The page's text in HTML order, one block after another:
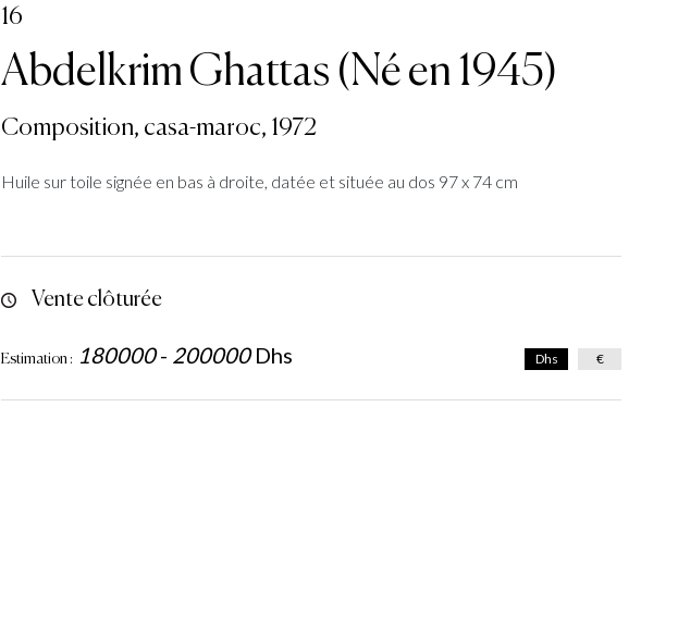
16
Abdelkrim Ghattas (Né en 1945)
Composition, casa-maroc, 1972
Huile sur toile signée en bas à droite, datée et située au dos 97 x 74 cm
Vente clôturée
Estimation : 180000- 200000 Dhs Dhs €